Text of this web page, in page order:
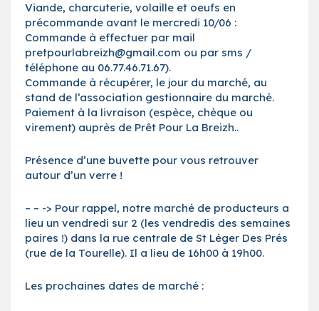
Viande, charcuterie, volaille et oeufs en
précommande avant le mercredi 10/06 :
Commande à effectuer par mail
pretpourlabreizh@gmail.com ou par sms /
téléphone au 06.77.46.71.67).
Commande à récupérer, le jour du marché, au
stand de l’association gestionnaire du marché.
Paiement à la livraison (espèce, chèque ou
virement) auprès de Prêt Pour La Breizh..
Présence d’une buvette pour vous retrouver
autour d’un verre !
– – -> Pour rappel, notre marché de producteurs a
lieu un vendredi sur 2 (les vendredis des semaines
paires !) dans la rue centrale de St Léger Des Prés
(rue de la Tourelle). Il a lieu de 16h00 à 19h00.
Les prochaines dates de marché :